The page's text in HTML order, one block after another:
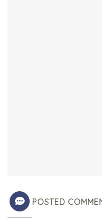
POSTED